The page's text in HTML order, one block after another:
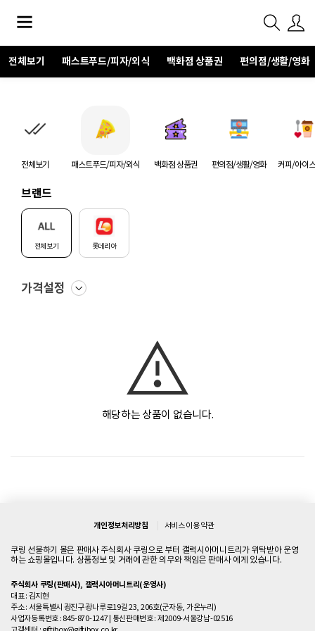
전체보기 패스트푸드/피자/외식 백화점 상품권 편의점/생활/영화
전체보기 패스트푸드/피자/외식 백화점 상품권 편의점/생활/영화 커피/아이
브랜드
전체보기 롯데리아
가격설정
해당하는 상품이 없습니다.
개인정보처리방침 서비스 이용 약관
쿠링 선물하기 몰은 판매사 주식회사 쿠링으로 부터 갤럭시아머니트리가 위탁받아 운영
하는 쇼핑몰입니다. 상품정보 및 거래에 관한 의무와 책임은 판매사 에게 있습니다.
주식회사 쿠링(판매사), 갤럭시아머니트리(운영사)
대표 : 김지현
주소 : 서울특별시 광진구 광나루로19길 23, 206호(군자동, 가온누리)
사업자등록번호 : 845-870-1247| 통신판매번호 : 제2009-서울강남-02516